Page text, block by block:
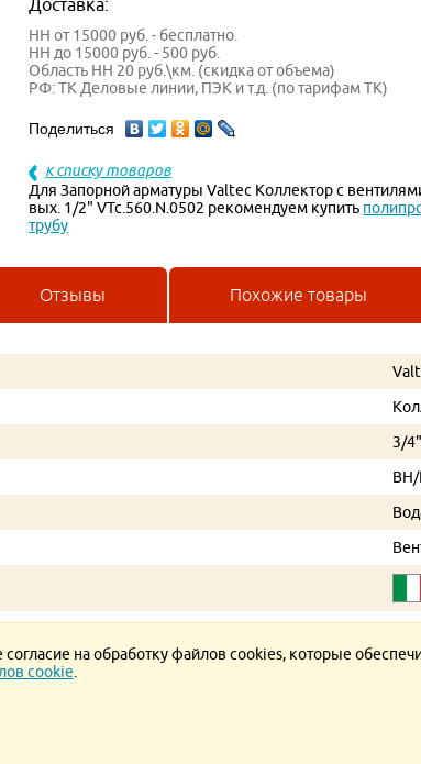
Доставка:
НН от 15000 руб. - бесплатно.
НН до 15000 руб. - 500 руб.
Область НН 20 руб.\км. (скидка от объема)
РФ: ТК Деловые линии, ПЭК и т.д. (по тарифам ТК)
Поделиться
к списку товаров
Для Запорной арматуры Valtec Коллектор с
вых. 1/2" VTc.560.N.0502 рекомендуем купить
трубу
Отзывы Похожие товары
3/
на обработку файлов cookies, которые
cookie